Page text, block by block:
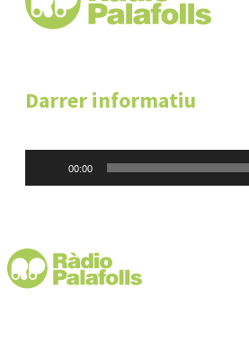
Darrer informatiu
00:00